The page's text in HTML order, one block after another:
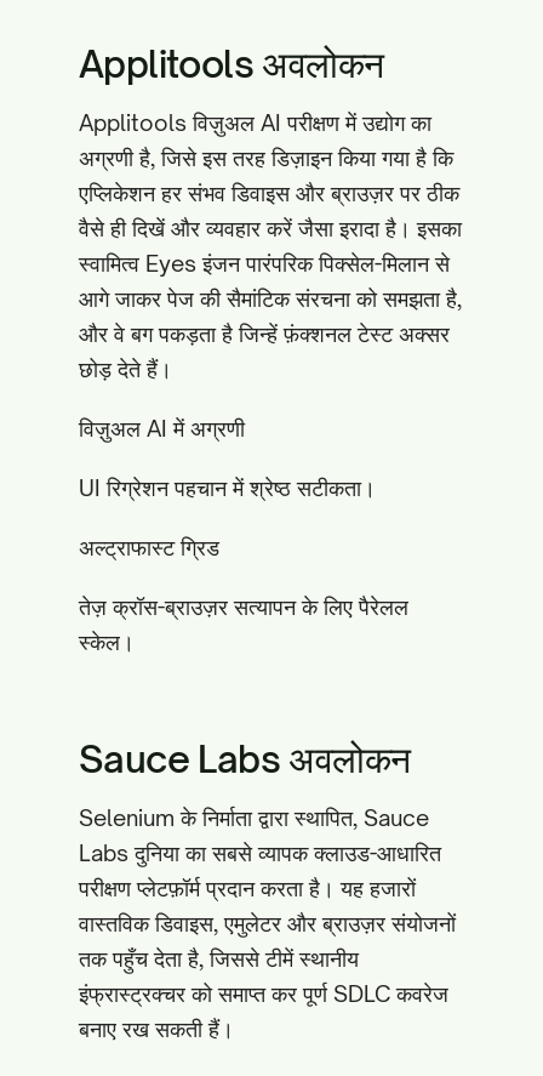
Applitools अवलोकन
Applitools विज़ुअल AI परीक्षण में उद्योग का
अग्रणी है, जिसे इस तरह डिज़ाइन किया गया है कि
एप्लिकेशन हर संभव डिवाइस और ब्राउज़र पर ठीक
वैसे ही दिखें और व्यवहार करें जैसा इरादा है। इसका
स्वामित्व Eyes इंजन पारंपरिक पिक्सेल-मिलान से
आगे जाकर पेज की सैमांटिक संरचना को समझता है,
और वे बग पकड़ता है जिन्हें फ़ंक्शनल टेस्ट अक्सर
छोड़ देते हैं।
विज़ुअल AI में अग्रणी
UI रिग्रेशन पहचान में श्रेष्ठ सटीकता।
अल्ट्राफास्ट ग्रिड
तेज़ क्रॉस-ब्राउज़र सत्यापन के लिए पैरेलल
स्केल।
Sauce Labs अवलोकन
Selenium के निर्माता द्वारा स्थापित, Sauce
Labs दुनिया का सबसे व्यापक क्लाउड-आधारित
परीक्षण प्लेटफ़ॉर्म प्रदान करता है। यह हजारों
वास्तविक डिवाइस, एमुलेटर और ब्राउज़र संयोजनों
तक पहुँच देता है, जिससे टीमें स्थानीय
इंफ्रास्ट्रक्चर को समाप्त कर पूर्ण SDLC कवरेज
बनाए रख सकती हैं।